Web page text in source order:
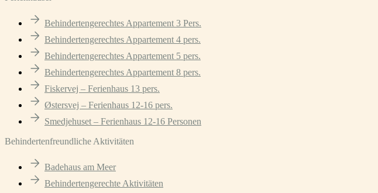
Behindertengerechtes Appartement 3 Pers.
Behindertengerechtes Appartement 4 pers.
Behindertengerechtes Appartement 5 pers.
Behindertengerechtes Appartement 8 pers.
Fiskervej – Ferienhaus 13 pers.
Østersvej – Ferienhaus 12-16 pers.
Smedjehuset – Ferienhaus 12-16 Personen
Behindertenfreundliche Aktivitäten
Badehaus am Meer
Behindertengerechte Aktivitäten